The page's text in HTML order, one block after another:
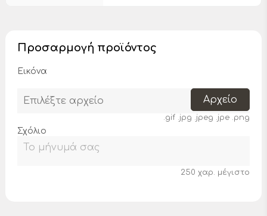
Προσαρμογή προϊόντος
Εικόνα
Επιλέξτε αρχείο Αρχείο
.gif .jpg .jpeg .jpe .png
Σχόλιο
250 χαρ. μέγιστο